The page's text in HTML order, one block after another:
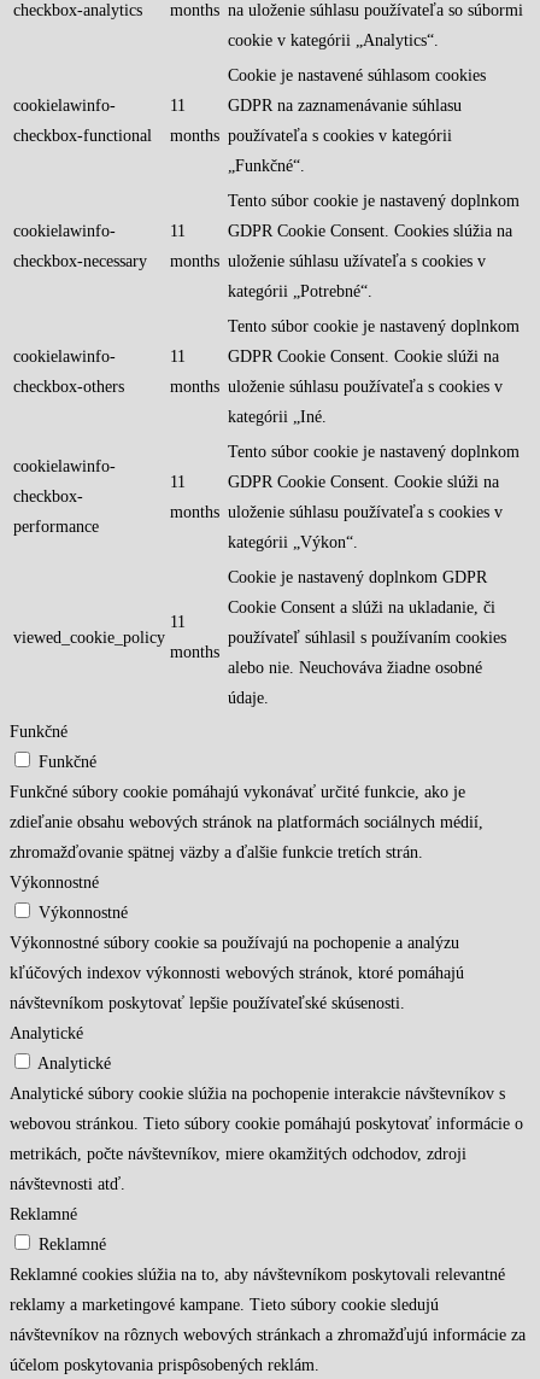
checkbox-analytics
months na uloženie súhlasu používateľa so súbormi
cookie v kategórii „Analytics“.
cookielawinfo-
checkbox-functional
11
months
Cookie je nastavené súhlasom cookies
GDPR na zaznamenávanie súhlasu
používateľa s cookies v kategórii
„Funkčné“.
cookielawinfo-
checkbox-necessary
11
months
Tento súbor cookie je nastavený doplnkom
GDPR Cookie Consent. Cookies slúžia na
uloženie súhlasu užívateľa s cookies v
kategórii „Potrebné“.
cookielawinfo-
checkbox-others
11
months
Tento súbor cookie je nastavený doplnkom
GDPR Cookie Consent. Cookie slúži na
uloženie súhlasu používateľa s cookies v
kategórii „Iné.
cookielawinfo-
checkbox-
performance
11
months
Tento súbor cookie je nastavený doplnkom
GDPR Cookie Consent. Cookie slúži na
uloženie súhlasu používateľa s cookies v
kategórii „Výkon“.
viewed_cookie_policy
11
months
Cookie je nastavený doplnkom GDPR
Cookie Consent a slúži na ukladanie, či
používateľ súhlasil s používaním cookies
alebo nie. Neuchováva žiadne osobné
údaje.
Funkčné
Funkčné
Funkčné súbory cookie pomáhajú vykonávať určité funkcie, ako je
zdieľanie obsahu webových stránok na platformách sociálnych médií,
zhromažďovanie spätnej väzby a ďalšie funkcie tretích strán.
Výkonnostné
Výkonnostné
Výkonnostné súbory cookie sa používajú na pochopenie a analýzu
kľúčových indexov výkonnosti webových stránok, ktoré pomáhajú
návštevníkom poskytovať lepšie používateľské skúsenosti.
Analytické
Analytické
Analytické súbory cookie slúžia na pochopenie interakcie návštevníkov s
webovou stránkou. Tieto súbory cookie pomáhajú poskytovať informácie o
metrikách, počte návštevníkov, miere okamžitých odchodov, zdroji
návštevnosti atď.
Reklamné
Reklamné
Reklamné cookies slúžia na to, aby návštevníkom poskytovali relevantné
reklamy a marketingové kampane. Tieto súbory cookie sledujú
návštevníkov na rôznych webových stránkach a zhromažďujú informácie za
účelom poskytovania prispôsobených reklám.